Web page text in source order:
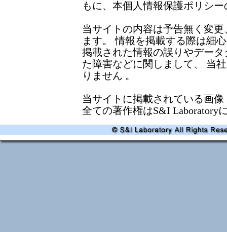
もに、本個人情報保護ポリシ
当サイトの内容は予告無く変
ます。 情報を掲載する際は細
掲載された情報の誤りやデー
た障害などに関しまして、 当
りません 。
当サイトに掲載されている画
全ての著作権はS&I Laboratory